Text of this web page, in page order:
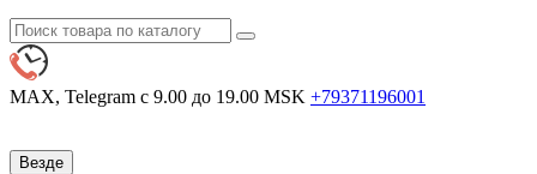
MAX, Telegram с 9.00 до 19.00 MSK +79371196001
Везде